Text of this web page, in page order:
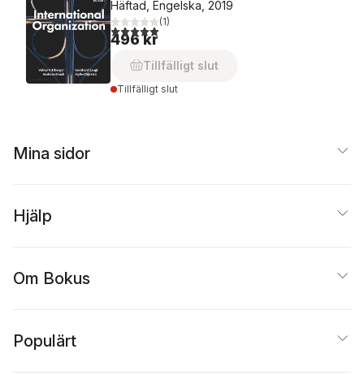
Häftad, Engelska, 2019
5,0utav 5 stjärnor. Totalt antal röster:
(1)
496 kr
Tillfälligt slut
Tillfälligt slut
Mina sidor
Hjälp
Om Bokus
Populärt